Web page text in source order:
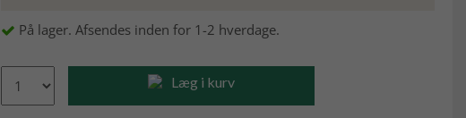
På lager. Afsendes inden for 1-2 hverdage.
Læg i kurv